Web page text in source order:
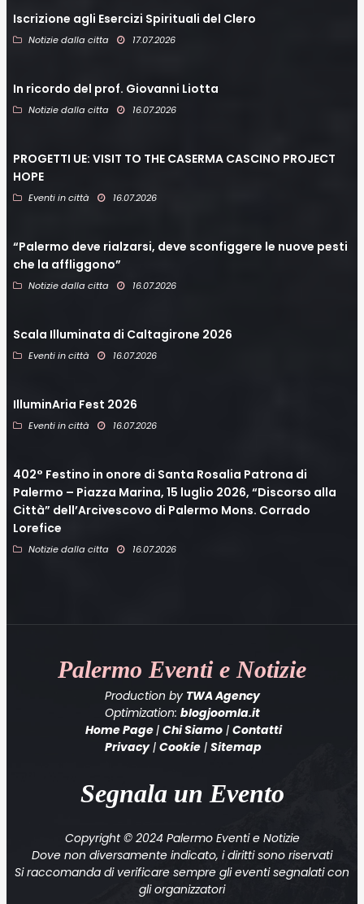
Iscrizione agli Esercizi Spirituali del Clero
Notizie dalla citta 17.07.2026
In ricordo del prof. Giovanni Liotta
Notizie dalla citta 16.07.2026
PROGETTI UE: VISIT TO THE CASERMA CASCINO PROJECT
HOPE
Eventi in città 16.07.2026
“Palermo deve rialzarsi, deve sconfiggere le nuove pesti
che la affliggono”
Notizie dalla citta 16.07.2026
Scala Illuminata di Caltagirone 2026
Eventi in città 16.07.2026
IlluminAria Fest 2026
Eventi in città 16.07.2026
402° Festino in onore di Santa Rosalia Patrona di
Palermo – Piazza Marina, 15 luglio 2026, “Discorso alla
Città” dell’Arcivescovo di Palermo Mons. Corrado
Lorefice
Notizie dalla citta 16.07.2026
Palermo Eventi e Notizie
Production by TWA Agency
Optimization: blogjoomla.it
Home Page| Chi Siamo| Contatti
Privacy| Cookie | Sitemap
Segnala un Evento
Copyright © 2024 Palermo Eventi e Notizie
Dove non diversamente indicato, i diritti sono riservati
Si raccomanda di verificare sempre gli eventi segnalati con
gli organizzatori